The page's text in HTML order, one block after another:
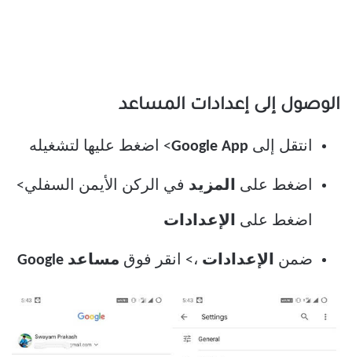
الوصول إلى إعدادات المساعد
انتقل إلى > اضغط عليها لتشغيله
اضغط على المزيد في الركن الأيمن السفلي>
اضغط على الإعدادات
ضمن الإعدادات ،> انقر فوق مساعد Google